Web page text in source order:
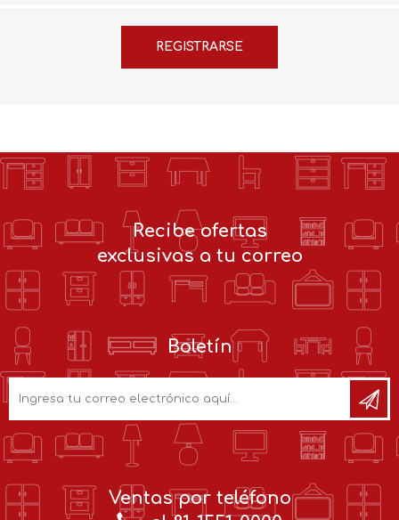
Recibe ofertas
exclusivas a tu correo
Boletín
Ventas por teléfono